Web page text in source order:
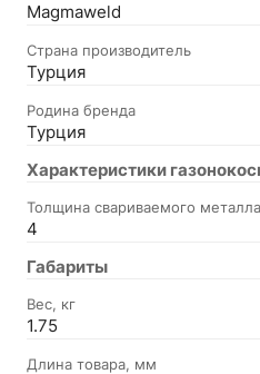
Magmaweld
Страна производитель
Турция
Родина бренда
Турция
Характеристики
Толщина свариваемого
4
Габариты
Вес, кг
1.75
Длина товара, мм